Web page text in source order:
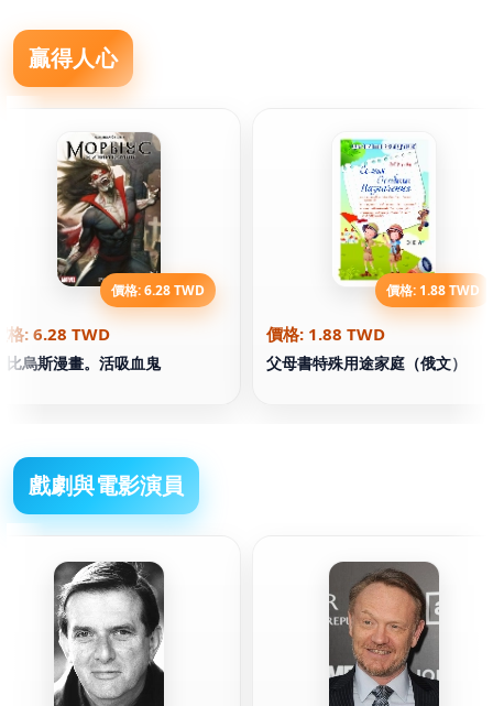
贏得人心
價格: 6.28 TWD
格: 6.28 TWD
比烏斯漫畫。活吸血鬼
價格: 1.88 TWD
價格: 1.88 TWD
父母書特殊用途家庭（俄文）
戲劇與電影演員